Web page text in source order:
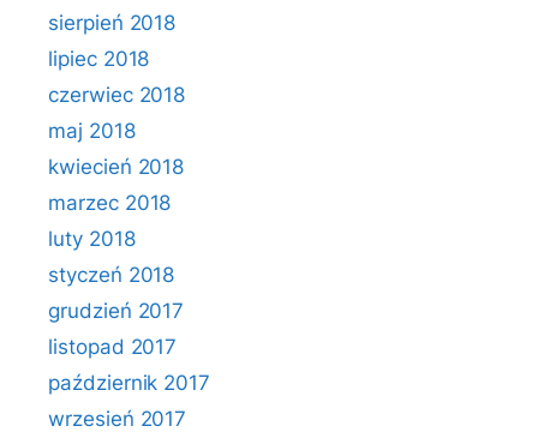
sierpień 2018
lipiec 2018
czerwiec 2018
maj 2018
kwiecień 2018
marzec 2018
luty 2018
styczeń 2018
grudzień 2017
listopad 2017
październik 2017
wrzesień 2017